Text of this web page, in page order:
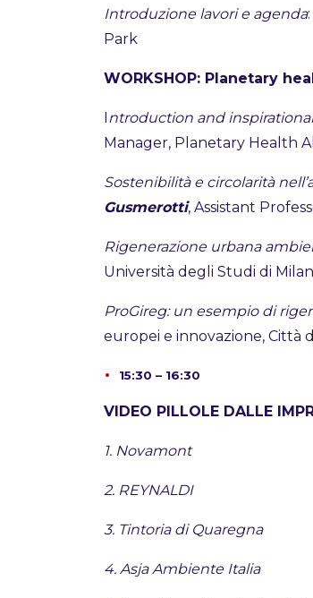
Introduzione lavori e agenda:
Park
WORKSHOP: Planetary
I ntroduction and
Manager, Planetary Health
Sostenibilità e circolarità
Gusmerotti, Assistant
Rigenerazione urbana
Università degli Studi di
ProGireg: un esempio di
europei e innovazione, Città
15:30 – 16:30
VIDEO PILLOLE DALLE
1. Novamont
2. REYNALDI
3. Tintoria di Quaregna
4. Asja Ambiente Italia